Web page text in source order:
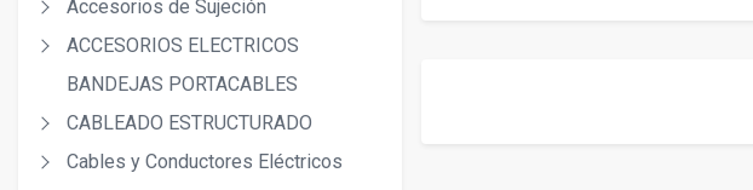
Accesorios de Sujeción
ACCESORIOS ELECTRICOS
BANDEJAS PORTACABLES
CABLEADO ESTRUCTURADO
Cables y Conductores Eléctricos